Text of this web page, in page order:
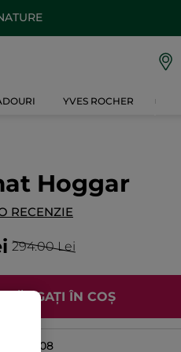
YVES ROCHER
Hoggar
RECENZIE
294.00 Lei
ADĂUGAȚI ÎN COȘ
și 12/08